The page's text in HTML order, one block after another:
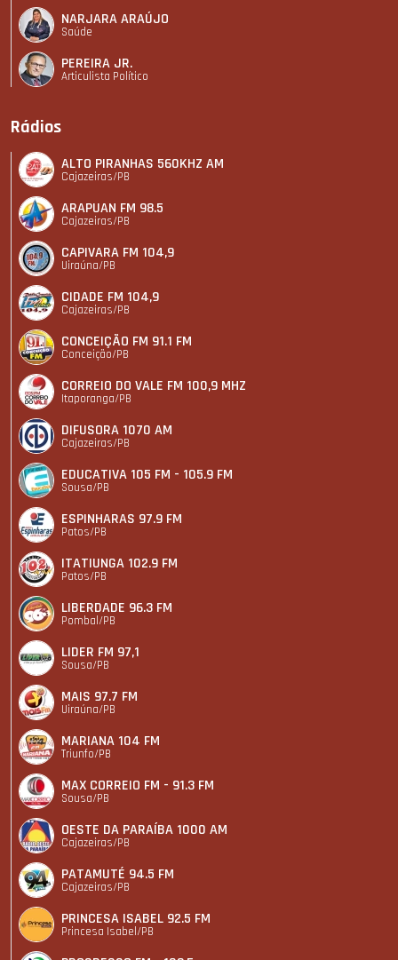
NARJARA ARAÚJO
Saúde
PEREIRA JR.
Articulista Polí­tico
Rádios
ALTO PIRANHAS 560KHZ AM
Cajazeiras/PB
ARAPUAN FM 98.5
Cajazeiras/PB
CAPIVARA FM 104,9
Uiraúna/PB
CIDADE FM 104,9
Cajazeiras/PB
CONCEIÇÃO FM 91.1 FM
Conceição/PB
CORREIO DO VALE FM 100,9 MHZ
Itaporanga/PB
DIFUSORA 1070 AM
Cajazeiras/PB
EDUCATIVA 105 FM - 105.9 FM
Sousa/PB
ESPINHARAS 97.9 FM
Patos/PB
ITATIUNGA 102.9 FM
Patos/PB
LIBERDADE 96.3 FM
Pombal/PB
LIDER FM 97,1
Sousa/PB
MAIS 97.7 FM
Uiraúna/PB
MARIANA 104 FM
Triunfo/PB
MAX CORREIO FM - 91.3 FM
Sousa/PB
OESTE DA PARAÍBA 1000 AM
Cajazeiras/PB
PATAMUTÉ 94.5 FM
Cajazeiras/PB
PRINCESA ISABEL 92.5 FM
Princesa Isabel/PB